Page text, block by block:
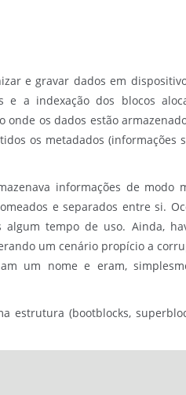
e gravar dados em
e a indexação dos blocos
os dados estão
os metadados (informações
informações de modo
e separados entre si.
algum tempo de uso. Ainda,
um cenário propício a
um nome e eram,
estrutura (bootblocks,